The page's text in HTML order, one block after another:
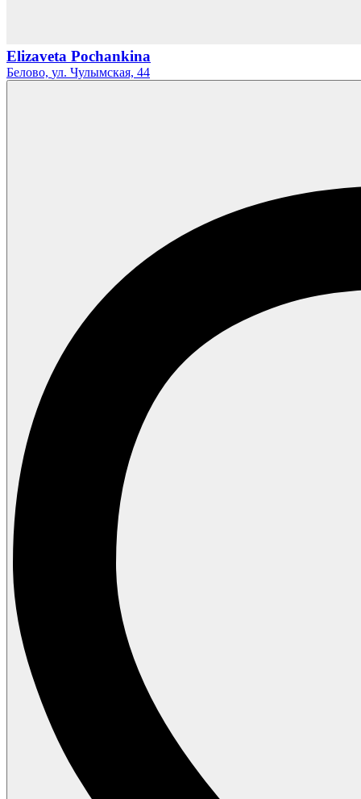
Elizaveta Pochankina
Белово, ул. Чулымская, 44